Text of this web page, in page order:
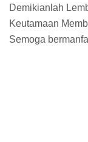
Demikianlah
Keutamaan
Semoga